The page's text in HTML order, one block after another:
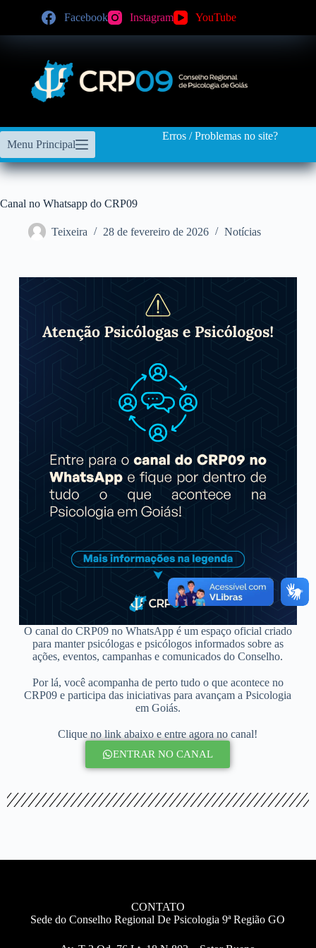
Facebook Instagram YouTube
Menu Principal
Erros / Problemas no site?
Canal no Whatsapp do CRP09
Teixeira 28 de fevereiro de 2026 Notícias
O canal do CRP09 no WhatsApp é um espaço oficial criado
para manter psicólogas e psicólogos informados sobre as
ações, eventos, campanhas e comunicados do Conselho.
Por lá, você acompanha de perto tudo o que acontece no
CRP09 e participa das iniciativas para avançam a Psicologia
em Goiás.
Clique no link abaixo e entre agora no canal!
ENTRAR NO CANAL
CONTATO
Sede do Conselho Regional De Psicologia 9ª Região GO